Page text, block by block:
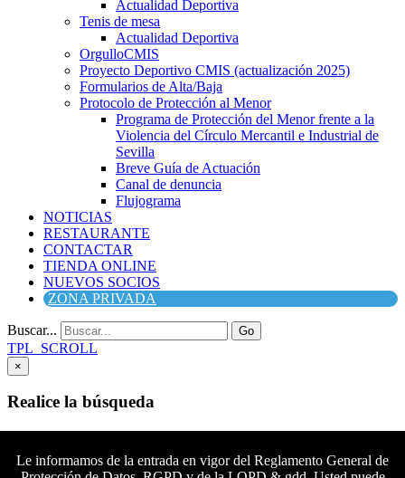
Actualidad Deportiva
Tenis de mesa
Actualidad Deportiva
OrgulloCMIS
Proyecto Deportivo CMIS (actualización 2025)
Formularios de Alta/Baja
Protocolo de Protección al Menor
Programa de Protección del Menor frente a la
Violencia del Círculo Mercantil e Industrial de
Sevilla
Breve Guía de Actuación
Canal de denuncia
Flujograma
NOTICIAS
RESTAURANTE
CONTACTAR
TIENDA ONLINE
NUEVOS SOCIOS
ZONA PRIVADA
Buscar... Go
TPL_SCROLL
×
Realice la búsqueda
Buscar
Le informamos de la entrada en vigor del Reglamento General de